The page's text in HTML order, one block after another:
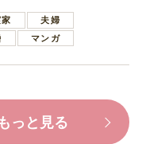
夫
夫婦
マンガ
っと見る